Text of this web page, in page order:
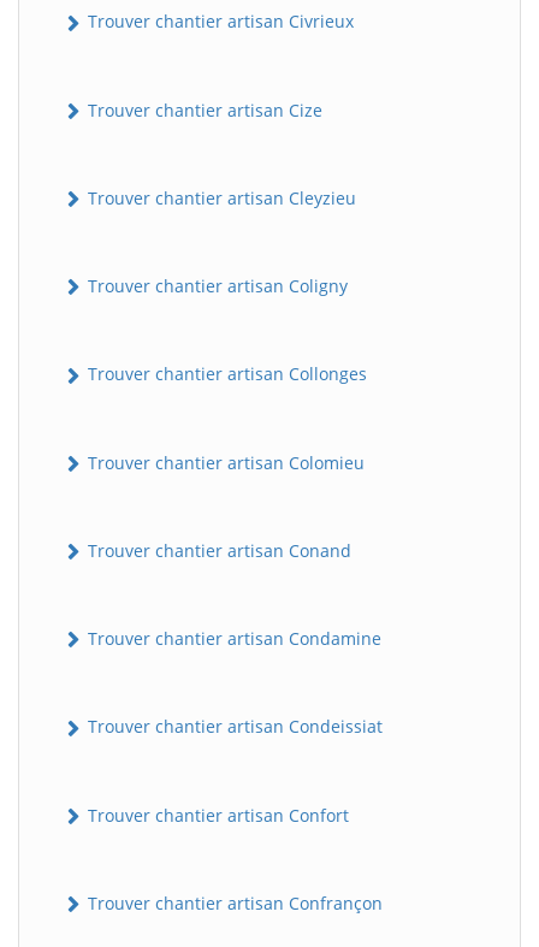
Trouver chantier artisan Civrieux
Trouver chantier artisan Cize
Trouver chantier artisan Cleyzieu
Trouver chantier artisan Coligny
Trouver chantier artisan Collonges
Trouver chantier artisan Colomieu
Trouver chantier artisan Conand
Trouver chantier artisan Condamine
Trouver chantier artisan Condeissiat
Trouver chantier artisan Confort
Trouver chantier artisan Confrançon